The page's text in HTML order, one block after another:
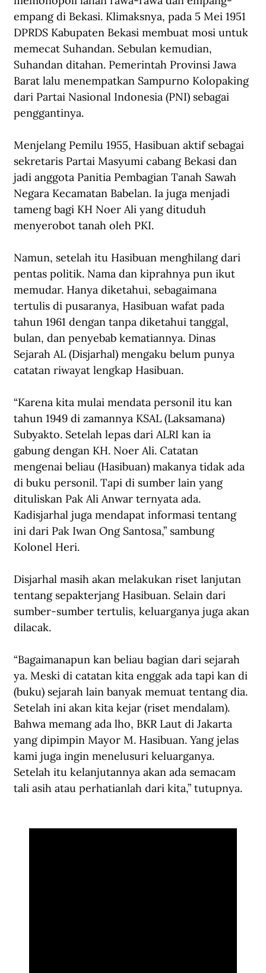
empang di Bekasi. Klimaksnya, pada 5 Mei 1951
DPRDS Kabupaten Bekasi membuat mosi untuk
memecat Suhandan. Sebulan kemudian,
Suhandan ditahan. Pemerintah Provinsi Jawa
Barat lalu menempatkan Sampurno Kolopaking
dari Partai Nasional Indonesia (PNI) sebagai
penggantinya.
Menjelang Pemilu 1955, Hasibuan aktif sebagai
sekretaris Partai Masyumi cabang Bekasi dan
jadi anggota Panitia Pembagian Tanah Sawah
Negara Kecamatan Babelan. Ia juga menjadi
tameng bagi KH Noer Ali yang dituduh
menyerobot tanah oleh PKI.
Namun, setelah itu Hasibuan menghilang dari
pentas politik. Nama dan kiprahnya pun ikut
memudar. Hanya diketahui, sebagaimana
tertulis di pusaranya, Hasibuan wafat pada
tahun 1961 dengan tanpa diketahui tanggal,
bulan, dan penyebab kematiannya. Dinas
Sejarah AL (Disjarhal) mengaku belum punya
catatan riwayat lengkap Hasibuan.
“Karena kita mulai mendata personil itu kan
tahun 1949 di zamannya KSAL (Laksamana)
Subyakto. Setelah lepas dari ALRI kan ia
gabung dengan KH. Noer Ali. Catatan
mengenai beliau (Hasibuan) makanya tidak ada
di buku personil. Tapi di sumber lain yang
dituliskan Pak Ali Anwar ternyata ada.
Kadisjarhal juga mendapat informasi tentang
ini dari Pak Iwan Ong Santosa,” sambung
Kolonel Heri.
Disjarhal masih akan melakukan riset lanjutan
tentang sepakterjang Hasibuan. Selain dari
sumber-sumber tertulis, keluarganya juga akan
dilacak.
“Bagaimanapun kan beliau bagian dari sejarah
ya. Meski di catatan kita enggak ada tapi kan di
(buku) sejarah lain banyak memuat tentang dia.
Setelah ini akan kita kejar (riset mendalam).
Bahwa memang ada lho, BKR Laut di Jakarta
yang dipimpin Mayor M. Hasibuan. Yang jelas
kami juga ingin menelusuri keluarganya.
Setelah itu kelanjutannya akan ada semacam
tali asih atau perhatianlah dari kita,” tutupnya.